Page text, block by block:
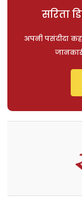
सरिता
अपनी पसंदीदा